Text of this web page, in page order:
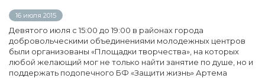
16 июля 2015
Девятого июля с 15:00 до 19:00 в районах города
добровольческими объединениями молодежных центров
были организованы «Площадки творчества», на которых
любой желающий мог не только найти занятие по душе, но и
поддержать подопечного БФ «Защити жизнь» Артема